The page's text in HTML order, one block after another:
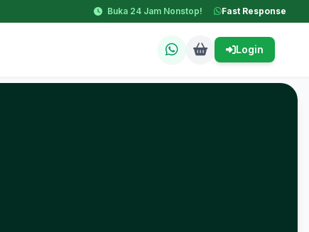
Buka 24 Jam Nonstop! Fast Response
Login